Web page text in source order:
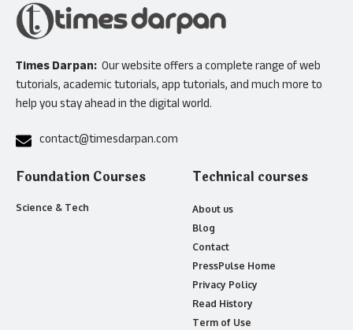
Times Darpan: Our website offers a complete range of web
tutorials, academic tutorials, app tutorials, and much more to
help you stay ahead in the digital world.
contact@timesdarpan.com
Foundation Courses
Science & Tech
Technical courses
About us
Blog
Contact
PressPulse Home
Privacy Policy
Read History
Term of Use